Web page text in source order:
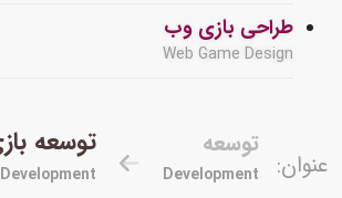
طراحی بازی وب
Web Game Design
عنوان:
توسعه
Development
توسعه
Development